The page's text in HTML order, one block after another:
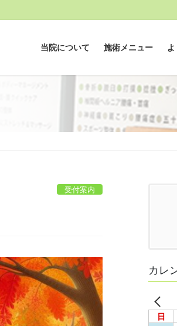
当院について 施術メニュー
受付案内
カレ
日